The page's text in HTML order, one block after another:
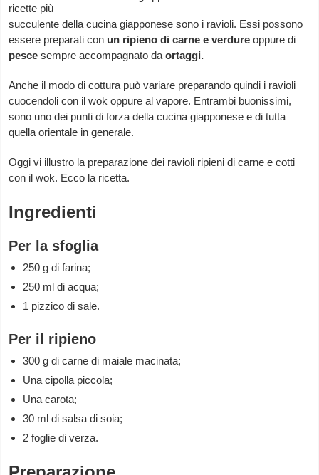
ricette più
succulente della cucina giapponese sono i ravioli. Essi possono
essere preparati con un ripieno di carne e verdureoppure di
pescesempre accompagnato da ortaggi.
Anche il modo di cottura può variare preparando quindi i ravioli
cuocendoli con il wok oppure al vapore. Entrambi buonissimi,
sono uno dei punti di forza della cucina giapponese e di tutta
quella orientale in generale.
Oggi vi illustro la preparazione dei ravioli ripieni di carne e cotti
con il wok. Ecco la ricetta.
Ingredienti
Per la sfoglia
250 g di farina;
250 ml di acqua;
1 pizzico di sale.
Per il ripieno
300 g di carne di maiale macinata;
Una cipolla piccola;
Una carota;
30 ml di salsa di soia;
2 foglie di verza.